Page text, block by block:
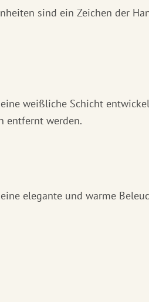
sind ein Zeichen der
weißliche Schicht
entfernt werden.
elegante und warme